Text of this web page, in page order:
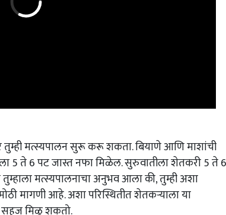
तुम्ही मत्स्यपालन सुरू करू शकता. बियाणे आणि माशांची
5 ते 6 पट जास्त नफा मिळेल. सुरुवातीला शेतकरी 5 ते 6
मत्स्यपालनाचा अनुभव आला की, तुम्ही अशा
मागणी आहे. अशा परिस्थितीत शेतकऱ्याला या
सहज मिळू शकतो.